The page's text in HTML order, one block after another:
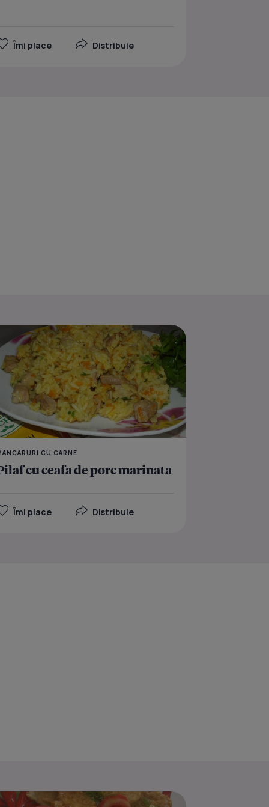
Îmi place Distribuie
si broccoli Clatite umplute cu
CU CARNE
cu ceafa de porc marinata
Îmi place Distribuie
de cacao Dovlecei umpluti